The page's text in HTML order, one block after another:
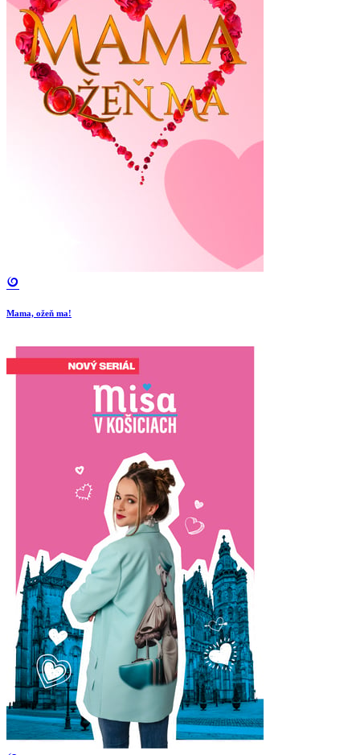
Mama, ožeň ma!